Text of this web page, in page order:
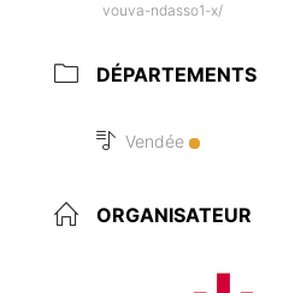
vouva-ndasso1-x/
DÉPARTEMENTS
Vendée
ORGANISATEUR